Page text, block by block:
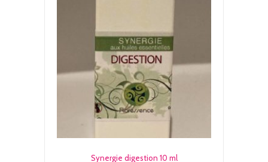
Synergie digestion 10 ml